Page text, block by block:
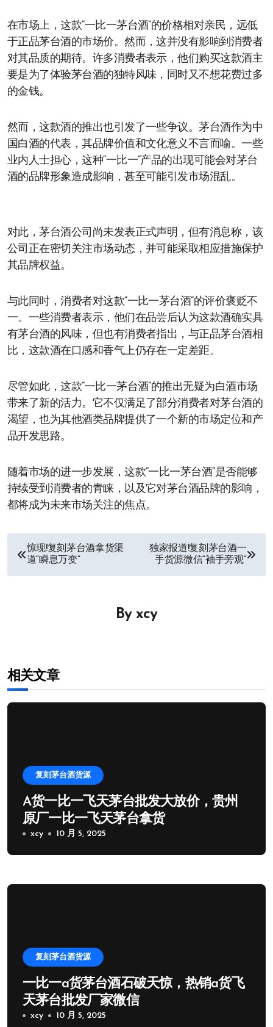
在市场上，这款“一比一茅台酒”的价格相对亲民，远低
于正品茅台酒的市场价。然而，这并没有影响到消费者
对其品质的期待。许多消费者表示，他们购买这款酒主
要是为了体验茅台酒的独特风味，同时又不想花费过多
的金钱。
然而，这款酒的推出也引发了一些争议。茅台酒作为中
国白酒的代表，其品牌价值和文化意义不言而喻。一些
业内人士担心，这种“一比一”产品的出现可能会对茅台
酒的品牌形象造成影响，甚至可能引发市场混乱。
对此，茅台酒公司尚未发表正式声明，但有消息称，该
公司正在密切关注市场动态，并可能采取相应措施保护
其品牌权益。
与此同时，消费者对这款“一比一茅台酒”的评价褒贬不
一。一些消费者表示，他们在品尝后认为这款酒确实具
有茅台酒的风味，但也有消费者指出，与正品茅台酒相
比，这款酒在口感和香气上仍存在一定差距。
尽管如此，这款“一比一茅台酒”的推出无疑为白酒市场
带来了新的活力。它不仅满足了部分消费者对茅台酒的
渴望，也为其他酒类品牌提供了一个新的市场定位和产
品开发思路。
随着市场的进一步发展，这款“一比一茅台酒”是否能够
持续受到消费者的青睐，以及它对茅台酒品牌的影响，
都将成为未来市场关注的焦点。
文
章
惊现!复刻茅台酒拿货渠
道“瞬息万变”
独家报道!复刻茅台酒一
手货源微信“袖手旁观”
By xcy
相关文章
复刻茅台酒货源
A货一比一飞天茅台批发大放价，贵州
原厂一比一飞天茅台拿货
xcy 10 月 5, 2025
复刻茅台酒货源
一比一a货茅台酒石破天惊，热销a货飞
天茅台批发厂家微信
xcy 10 月 5, 2025